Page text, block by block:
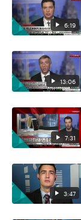
6:19
13:06
7:31
3:47